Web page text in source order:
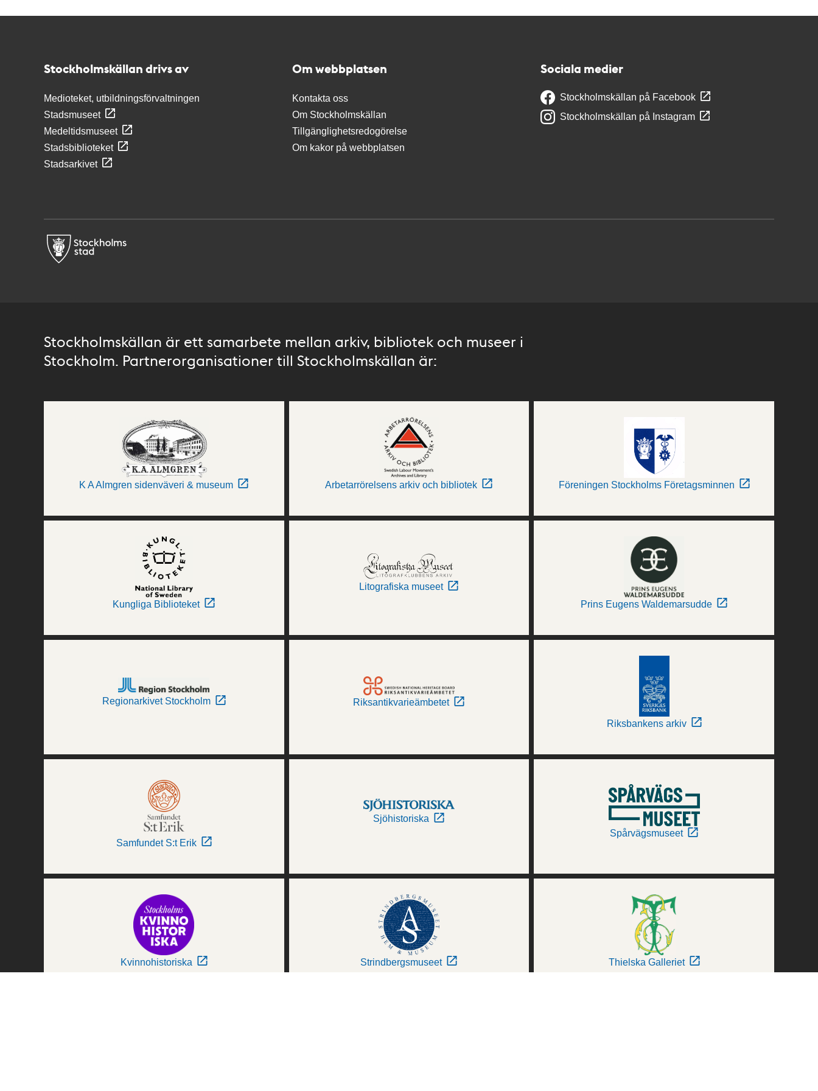
Stockholmskällan drivs av
Medioteket, utbildningsförvaltningen
Stadsmuseet
Medeltidsmuseet
Stadsbiblioteket
Stadsarkivet
Om webbplatsen
Kontakta oss
Om Stockholmskällan
Tillgänglighetsredogörelse
Om kakor på webbplatsen
Sociala medier
Stockholmskällan på Facebook
Stockholmskällan på Instagram
Stockholmskällan är ett samarbete mellan arkiv, bibliotek och museer i
Stockholm. Partnerorganisationer till Stockholmskällan är:
K A Almgren sidenväveri & museum Arbetarrörelsens arkiv och bibliotek Föreningen Stockholms Företagsminnen
Kungliga Biblioteket
Litografiska museet
Prins Eugens Waldemarsudde
Regionarkivet Stockholm Riksantikvarieämbetet
Riksbankens arkiv
Samfundet S:t Erik
Sjöhistoriska
Spårvägsmuseet
Kvinnohistoriska Strindbergsmuseet Thielska Galleriet